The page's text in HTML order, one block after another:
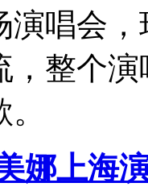
演唱会
，整个
娜上海